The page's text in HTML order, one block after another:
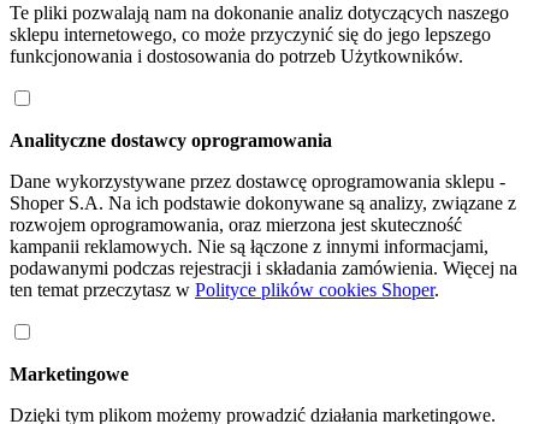
Te pliki pozwalają nam na dokonanie analiz dotyczących naszego
sklepu internetowego, co może przyczynić się do jego lepszego
funkcjonowania i dostosowania do potrzeb Użytkowników.
Analityczne dostawcy oprogramowania
Dane wykorzystywane przez dostawcę oprogramowania sklepu -
Shoper S.A. Na ich podstawie dokonywane są analizy, związane z
rozwojem oprogramowania, oraz mierzona jest skuteczność
kampanii reklamowych. Nie są łączone z innymi informacjami,
podawanymi podczas rejestracji i składania zamówienia. Więcej na
ten temat przeczytasz w Polityce plików cookies Shoper.
Marketingowe
Dzięki tym plikom możemy prowadzić działania marketingowe.